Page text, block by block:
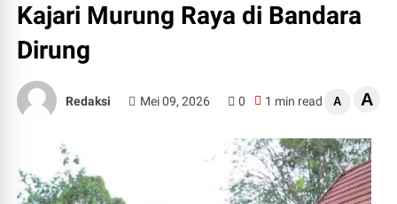
Kajari Murung Raya di Bandara
Dirung
Redaksi Mei 09, 2026 0 1 min read A A